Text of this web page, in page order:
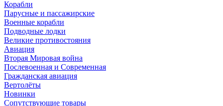
Корабли
Парусные и пассажирские
Военные корабли
Подводные лодки
Великие противостояния
Авиация
Вторая Мировая война
Послевоенная и Современная
Гражданская авиация
Вертолёты
Новинки
Сопутствующие товары